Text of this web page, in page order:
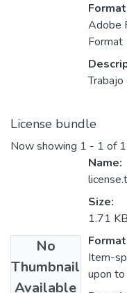
Adobe
Format
Trabajo
License bundle
Now showing 1 - 1 of 1
No
Thumbnail
Available
Name:
Size:
1.71 KB
Item-
upon